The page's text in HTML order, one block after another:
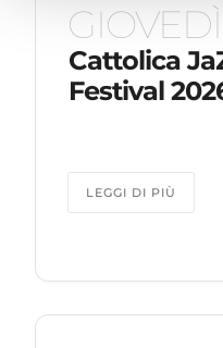
GIOVEDÌ
Cattolica
Festival
LEGGI DI PIÙ